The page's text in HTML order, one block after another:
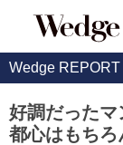
Wedge REPORT
好調だったマ
都心はもちろ